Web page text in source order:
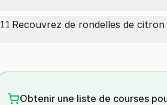
11 Recouvrez de rondelles de citron
Obtenir une liste de courses